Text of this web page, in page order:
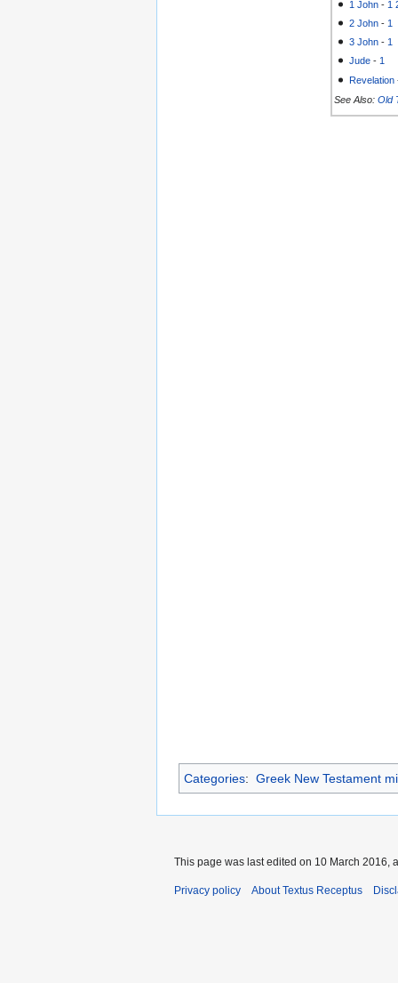
1 John - 1
2 John - 1
3 John - 1
Jude - 1
Revelation
See Also: Old
Categories: Greek New Testament
This page was last edited on 10 March 2016,
Privacy policy About Textus Receptus